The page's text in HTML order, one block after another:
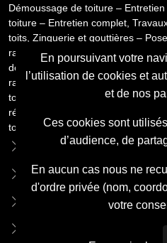
Démoussage de toiture –
toiture – Entretien complet,
toits, Zinguerie et gouttières –
ravalement – Nettoyage, isolation
de toiture – Tous types de toits
rapide 24/7,Urgence toiture –
toiture – Tous types de toits ,
rénovation
toiture – Tous types de toits
Nos coordonnées
Rejoignez notre Équipe
En poursuivant votre
l’utilisation de cookies et
et de nos
Ces cookies sont
d’audience, de
En aucun cas nous ne
d'ordre privée (nom,
votre